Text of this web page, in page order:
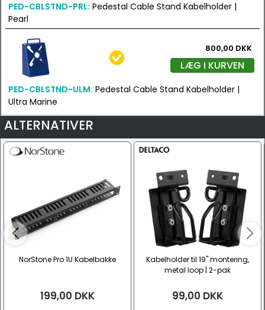
PED-CBLSTND-PRL: Pedestal Cable Stand Kabelholder |
Pearl
800,00 DKK
LÆG I KURVEN
PED-CBLSTND-ULM: Pedestal Cable Stand Kabelholder |
Ultra Marine
ALTERNATIVER
NorStone Pro 1U Kabelbakke
199,00 DKK
Kabelholder til 19" montering,
metal loop | 2-pak
99,00 DKK